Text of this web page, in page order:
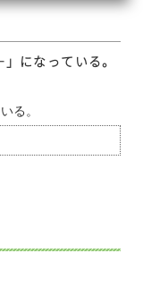
になっている。
る。
our partners.
on our